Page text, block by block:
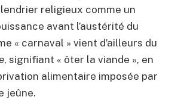
religieux comme un
avant l’austérité du
« carnaval » vient d’ailleurs du
, signifiant « ôter la viande », en
alimentaire imposée par
jeûne.